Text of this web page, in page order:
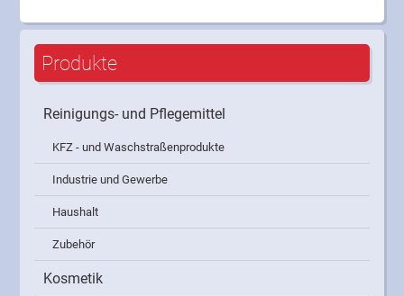
Produkte
Reinigungs- und Pflegemittel
KFZ - und Waschstraßenprodukte
Industrie und Gewerbe
Haushalt
Zubehör
Kosmetik